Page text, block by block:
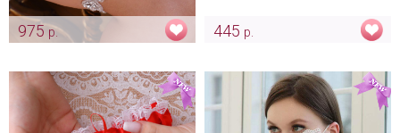
975 р.
Арт: podv_0008
445 р.
конкурса с подвязкой
Арт: podv_0013